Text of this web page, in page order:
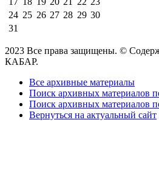
24 25 26 27 28 29 30
31
2023 Все права защищены. ©
КАБАР.
Все архивные материалы
Поиск архивных материалов
Поиск архивных материалов
Вернуться на актуальный сайт